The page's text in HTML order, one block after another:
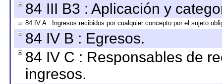
84 III B3 : Aplicación y
84 IV A : Ingresos recibidos por cualquier concepto por el sujeto
84 IV B : Egresos.
84 IV C : Responsables de
ingresos.